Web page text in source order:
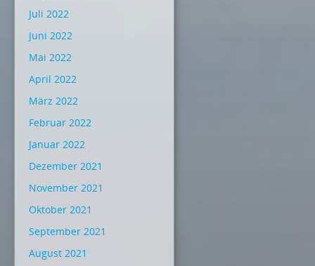
Juli 2022
Juni 2022
Mai 2022
April 2022
März 2022
Februar 2022
Januar 2022
Dezember 2021
November 2021
Oktober 2021
September 2021
August 2021